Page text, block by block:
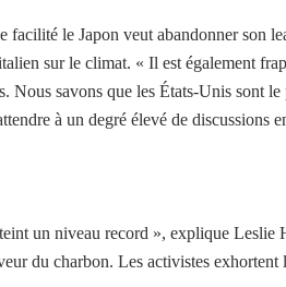
facilité le Japon veut abandonner son
sur le climat. « Il est également
Nous savons que les États-Unis sont
à un degré élevé de discussions
un niveau record », explique Leslie
du charbon. Les activistes exhortent